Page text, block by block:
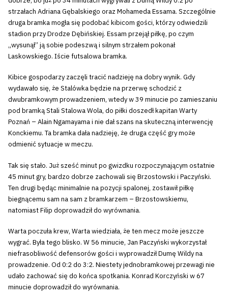
strzałach Adriana Gębalskiego oraz Mohameda Essama. Szczególnie
druga bramka mogła się podobać kibicom gości, którzy odwiedzili
stadion przy Drodze Dębińskiej. Essam przejął piłkę, po czym
„wysunął” ją sobie podeszwą i silnym strzałem pokonał
Laskowskiego. Iście futsalowa bramka.
Kibice gospodarzy zaczęli tracić nadzieję na dobry wynik. Gdy
wydawało się, że Stalówka będzie na przerwę schodzić z
dwubramkowym prowadzeniem, wtedy w 39 minucie po zamieszaniu
pod bramką Stali Stalowa Wola, do piłki doszedł kapitan Warty
Poznań – Alain Ngamayama i nie dał szans na skuteczną interwencję
Konckiemu. Ta bramka dała nadzieję, że druga część gry może
odmienić sytuacje w meczu.
Tak się stało. Już sześć minut po gwizdku rozpoczynającym ostatnie
45 minut gry, bardzo dobrze zachowali się Brzostowski i Paczyński.
Ten drugi będąc minimalnie na pozycji spalonej, zostawił piłkę
biegnącemu sam na sam z bramkarzem – Brzostowskiemu,
natomiast Filip doprowadził do wyrównania.
Warta poczuła krew, Warta wiedziała, że ten mecz może jeszcze
wygrać. Była tego blisko. W 56 minucie, Jan Paczyński wykorzystał
niefrasobliwość defensorów gości i wyprowadził Dumę Wildy na
prowadzenie. Od 0:2 do 3:2. Niestety jednobramkowej przewagi nie
udało zachować się do końca spotkania. Konrad Korczyński w 67
minucie doprowadził do wyrównania.